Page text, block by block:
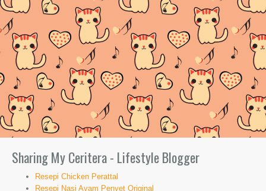
Sharing My Ceritera - Lifestyle Blogger
Resepi Chicken Perattal
Resepi Nasi Ayam Penyet Original